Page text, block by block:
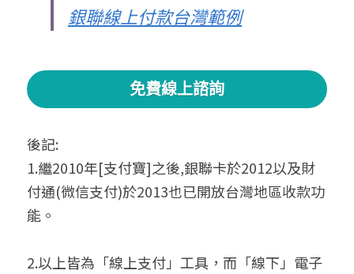
銀聯線上付款台灣範例
免費線上諮詢
後記:
1.繼2010年[支付寶]之後,銀聯卡於2012以及財
付通(微信支付)於2013也已開放台灣地區收款功
能。
2.以上皆為「線上支付」工具，而「線下」電子